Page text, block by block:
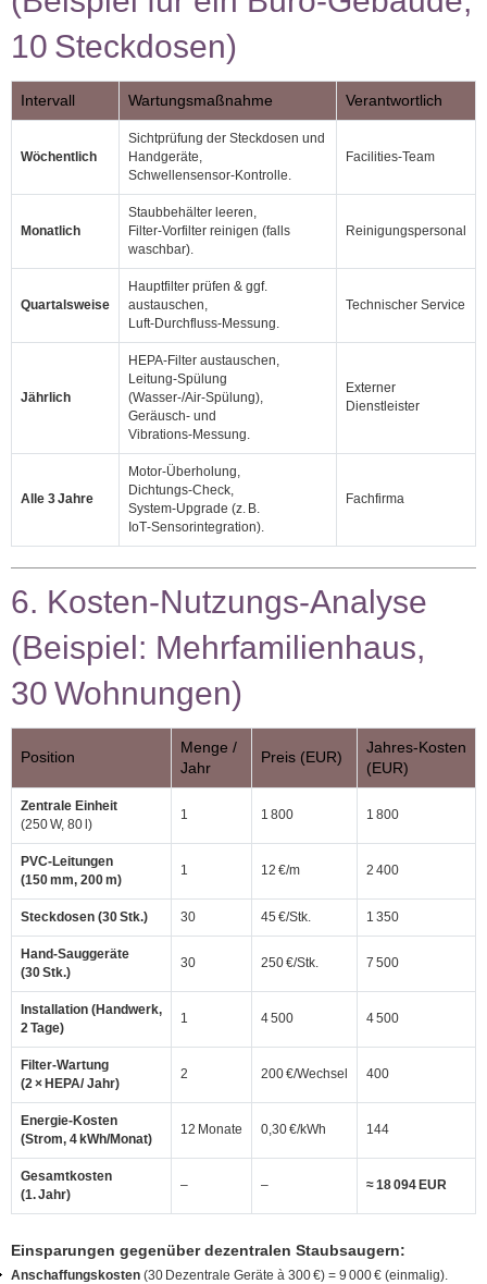
10 Steckdosen)
Intervall Wartungsmaßnahme Verantwortlich
Wöchentlich
Sichtprüfung der Steckdosen und
Handgeräte,
Schwellensensor‑Kontrolle.
Facilities‑Team
Monatlich
Staubbehälter leeren,
Filter‑Vorfilter reinigen (falls
waschbar).
Reinigungspersonal
Quartalsweise
Hauptfilter prüfen & ggf.
austauschen,
Luft‑Durchfluss‑Messung.
Technischer Service
Jährlich
HEPA‑Filter austauschen,
Leitung‑Spülung
(Wasser‑/Air‑Spülung),
Geräusch‑ und
Vibrations‑Messung.
Externer
Dienstleister
Alle 3 Jahre
Motor‑Überholung,
Dichtungs‑Check,
System‑Upgrade (z. B.
IoT‑Sensorintegration).
Fachfirma
6. Kosten‑Nutzungs‑Analyse
(Beispiel: Mehrfamilienhaus,
30 Wohnungen)
Position
Menge /
Jahr
Preis (EUR)
Jahres‑Kosten
(EUR)
Zentrale Einheit
(250 W, 80 l)
1 1 800 1 800
PVC‑Leitungen
(150 mm, 200 m)
1 12 €/m 2 400
Steckdosen (30 Stk.) 30 45 €/Stk. 1 350
Hand‑Sauggeräte
(30 Stk.)
30 250 €/Stk. 7 500
Installation (Handwerk,
2 Tage)
1 4 500 4 500
Filter‑Wartung
(2 × HEPA/ Jahr)
2 200 €/Wechsel 400
Energie‑Kosten
(Strom, 4 kWh/Monat)
12 Monate 0,30 €/kWh 144
Gesamtkosten
(1. Jahr)
– – ≈ 18 094 EUR
Einsparungen gegenüber dezentralen Staubsaugern:
Anschaffungskosten (30 Dezentrale Geräte à 300 €) = 9 000 € (einmalig).